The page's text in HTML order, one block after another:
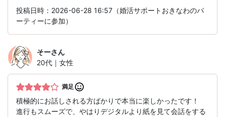
投稿日時：2026-06-28 16:57（婚活サポートおきなわのパ
ーティーに参加）
そーさん
20代｜女性
満足
積極的にお話しされる方ばかりで本当に楽しかったです！
進行もスムーズで、やはりデジタルより紙を見て会話をする